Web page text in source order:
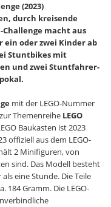
(2023)
durch kreisende
Challenge macht aus
oder zwei Kinder ab
Stuntbikes mit
und zwei Stuntfahrer-
mit der LEGO-Nummer
Themenreihe LEGO
Baukasten ist 2023
offiziell aus dem LEGO-
2 Minifiguren, von
sind. Das Modell besteht
eine Stunde. Die Teile
184 Gramm. Die LEGO-